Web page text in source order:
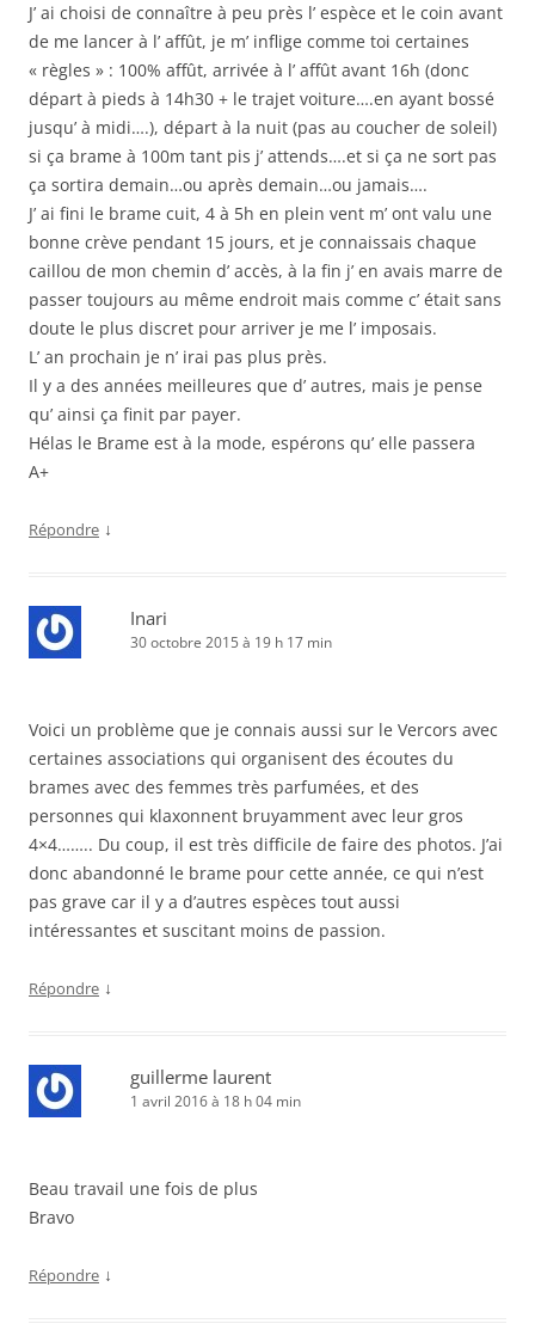
J’ ai choisi de connaître à peu près l’ espèce et le coin avant
de me lancer à l’ affût, je m’ inflige comme toi certaines
« règles » : 100% affût, arrivée à l’ affût avant 16h (donc
départ à pieds à 14h30 + le trajet voiture….en ayant bossé
jusqu’ à midi….), départ à la nuit (pas au coucher de soleil)
si ça brame à 100m tant pis j’ attends….et si ça ne sort pas
ça sortira demain…ou après demain…ou jamais….
J’ ai fini le brame cuit, 4 à 5h en plein vent m’ ont valu une
bonne crève pendant 15 jours, et je connaissais chaque
caillou de mon chemin d’ accès, à la fin j’ en avais marre de
passer toujours au même endroit mais comme c’ était sans
doute le plus discret pour arriver je me l’ imposais.
L’ an prochain je n’ irai pas plus près.
Il y a des années meilleures que d’ autres, mais je pense
qu’ ainsi ça finit par payer.
Hélas le Brame est à la mode, espérons qu’ elle passera
A+
Répondre ↓
Inari
30 octobre 2015 à 19 h 17 min
Voici un problème que je connais aussi sur le Vercors avec
certaines associations qui organisent des écoutes du
brames avec des femmes très parfumées, et des
personnes qui klaxonnent bruyamment avec leur gros
4×4…….. Du coup, il est très difficile de faire des photos. J’ai
donc abandonné le brame pour cette année, ce qui n’est
pas grave car il y a d’autres espèces tout aussi
intéressantes et suscitant moins de passion.
Répondre ↓
guillerme laurent
1 avril 2016 à 18 h 04 min
Beau travail une fois de plus
Bravo
Répondre ↓